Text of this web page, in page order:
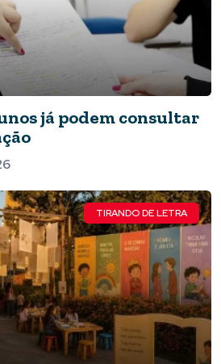
já podem consultar
TIRANDO DE LETRA